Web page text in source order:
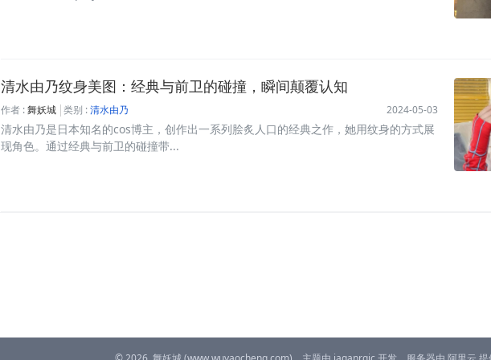
清水由乃纹身美图：经典与前卫的碰撞，瞬间颠覆认知
作者 :舞妖城 类别 :清水由乃 2024-05-03
清水由乃是日本知名的cos博主，创作出一系列脍炙人口的经典之作，她用纹身的方式展
现角色。通过经典与前卫的碰撞带...